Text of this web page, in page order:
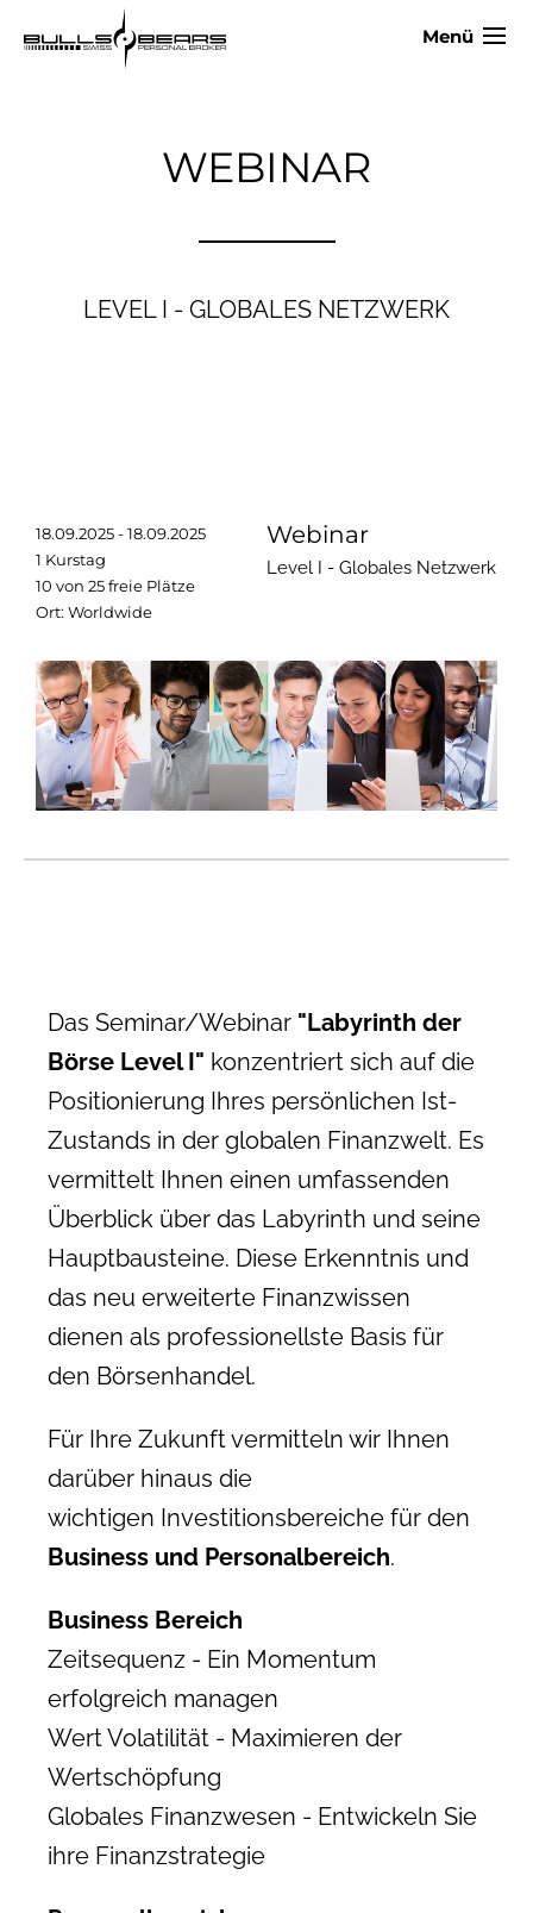
Menü
WEBINAR
LEVEL I - GLOBALES NETZWERK
18.09.2025 - 18.09.2025
1 Kurstag
10 von 25 freie Plätze
Ort: Worldwide
Webinar
Level I - Globales Netzwerk
Das Seminar/Webinar "Labyrinth der
Börse Level I" konzentriert sich auf die
Positionierung Ihres persönlichen Ist-
Zustands in der globalen Finanzwelt. Es
vermittelt Ihnen einen umfassenden
Überblick über das Labyrinth und seine
Hauptbausteine. Diese Erkenntnis und
das neu erweiterte Finanzwissen
dienen als professionellste Basis für
den Börsenhandel.
Für Ihre Zukunft vermitteln wir Ihnen
darüber hinaus die
wichtigen Investitionsbereiche für den
Business und Personalbereich.
Business Bereich
Zeitsequenz - Ein Momentum
erfolgreich managen
Wert Volatilität - Maximieren der
Wertschöpfung
Globales Finanzwesen - Entwickeln Sie
ihre Finanzstrategie